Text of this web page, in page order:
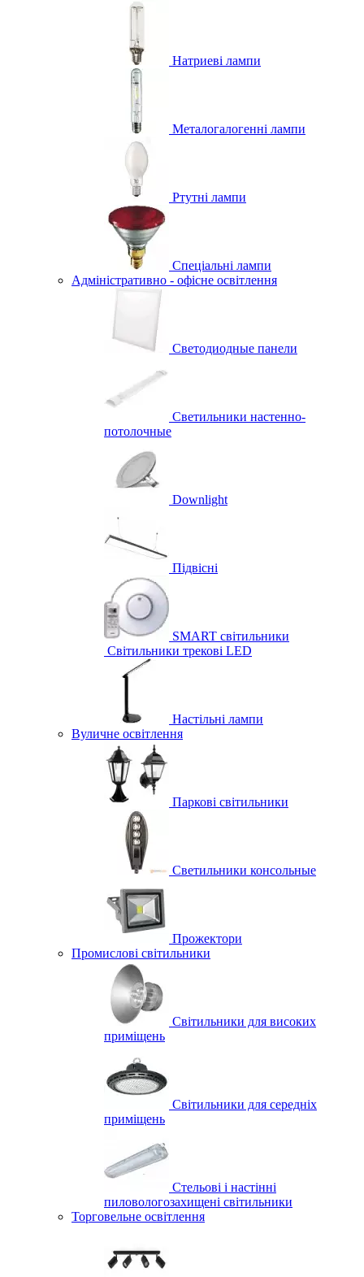
Натриеві лампи
Металогалогенні лампи
Ртутні лампи
Спеціальні лампи
Адміністративно - офісне освітлення
Светодиодные панели
Светильники настенно-
потолочные
Downlight
Підвісні
SMART світильники
Світильники трекові LED
Настільні лампи
Вуличне освітлення
Паркові світильники
Светильники консольные
Прожектори
Промислові світильники
Світильники для високих
приміщень
Світильники для середніх
приміщень
Стельові і настінні
пиловологозахищені світильники
Торговельне освітлення